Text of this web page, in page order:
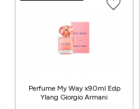
Perfume My Way x90ml Edp
Ylang Giorgio Armani